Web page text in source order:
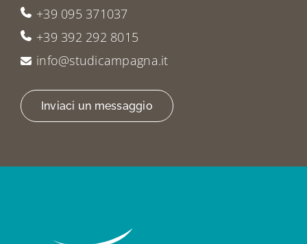
+39 095 371037
+39 392 292 8015
info@studicampagna.it
Inviaci un messaggio